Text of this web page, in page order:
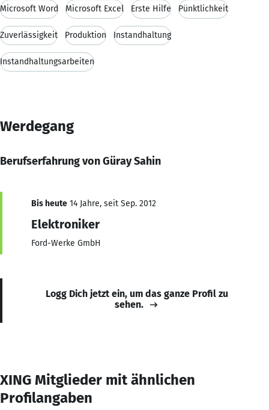
Microsoft Word Microsoft Excel Erste Hilfe Pünktlichkeit
Zuverlässigkeit Produktion Instandhaltung
Instandhaltungsarbeiten
Werdegang
Berufserfahrung von Güray Sahin
Bis heute 14 Jahre, seit Sep. 2012
Elektroniker
Ford-Werke GmbH
Logg Dich jetzt ein, um das ganze Profil zu
sehen.
XING Mitglieder mit ähnlichen
Profilangaben